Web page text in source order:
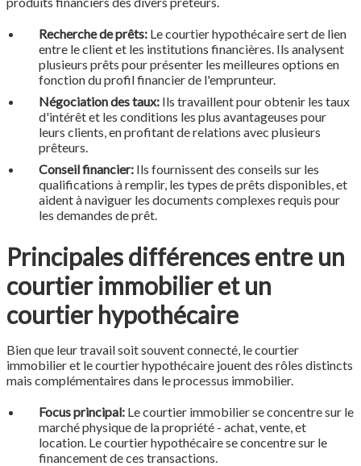
Recherche de prêts: Le courtier hypothécaire sert de lien
entre le client et les institutions financières. Ils analysent
plusieurs prêts pour présenter les meilleures options en
fonction du profil financier de l'emprunteur.
Négociation des taux: Ils travaillent pour obtenir les taux
d'intérêt et les conditions les plus avantageuses pour
leurs clients, en profitant de relations avec plusieurs
prêteurs.
Conseil financier: Ils fournissent des conseils sur les
qualifications à remplir, les types de prêts disponibles, et
aident à naviguer les documents complexes requis pour
les demandes de prêt.
Principales différences entre un
courtier immobilier et un
courtier hypothécaire
Bien que leur travail soit souvent connecté, le courtier
immobilier et le courtier hypothécaire jouent des rôles distincts
mais complémentaires dans le processus immobilier.
Focus principal: Le courtier immobilier se concentre sur le
marché physique de la propriété - achat, vente, et
location. Le courtier hypothécaire se concentre sur le
financement de ces transactions.